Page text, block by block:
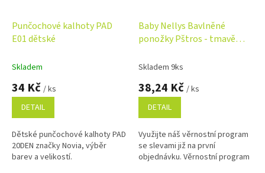
Punčochové kalhoty PAD
E01 dětské
Skladem
34 Kč / ks
DETAIL
Dětské punčochové kalhoty PAD
20DEN značky Novia, výběr
barev a velikostí.
Baby Nellys Bavlněné
ponožky Pštros - tmavě
Skladem 9ks
38,24 Kč / ks
DETAIL
Využijte náš věrnostní program
se slevami již na první
objednávku. Věrnostní program